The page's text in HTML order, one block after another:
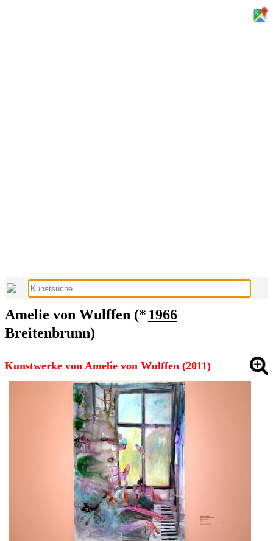
Amelie von Wulffen (* 1966
Breitenbrunn)
Kunstwerke von Amelie von Wulffen (2011)